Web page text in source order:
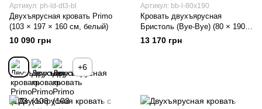
Артикул: ph-ld-dt3-bl
Двухъярусная кровать Primo
(103 × 197 × 160 см, белый)
10 090 грн
+6
Артикул: bb-l-80x190
Кровать двухъярусная
Бристоль (Bye-Bye) (80 × 190
см)
13 170 грн